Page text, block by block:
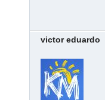
victor eduardo